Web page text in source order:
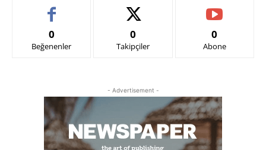
0
Beğenenler
0
Takipçiler
0
Abone
- Advertisement -